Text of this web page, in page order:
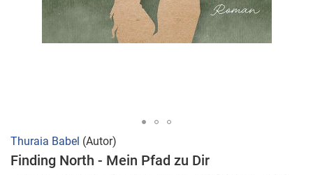
Thuraia Babel (Autor)
Finding North - Mein Pfad zu Dir